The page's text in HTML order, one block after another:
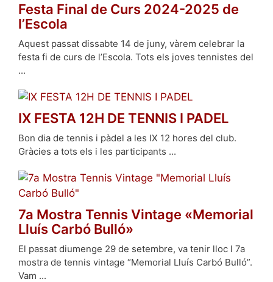
Festa Final de Curs 2024-2025 de
l’Escola
Aquest passat dissabte 14 de juny, vàrem celebrar la
festa fi de curs de l’Escola. Tots els joves tennistes del
...
IX FESTA 12H DE TENNIS I PADEL
Bon dia de tennis i pàdel a les IX 12 hores del club.
Gràcies a tots els i les participants ...
7a Mostra Tennis Vintage «Memorial
Lluís Carbó Bulló»
El passat diumenge 29 de setembre, va tenir lloc l 7a
mostra de tennis vintage “Memorial Lluís Carbó Bulló”.
Vam ...